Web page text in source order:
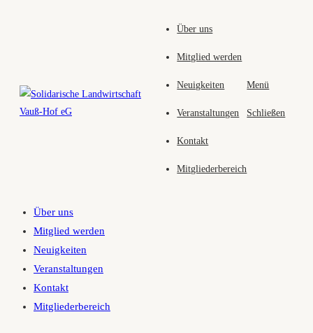
Über uns
Mitglied werden
Neuigkeiten
Veranstaltungen
Kontakt
Mitgliederbereich
Menü
Schließen
Über uns
Mitglied werden
Neuigkeiten
Veranstaltungen
Kontakt
Mitgliederbereich